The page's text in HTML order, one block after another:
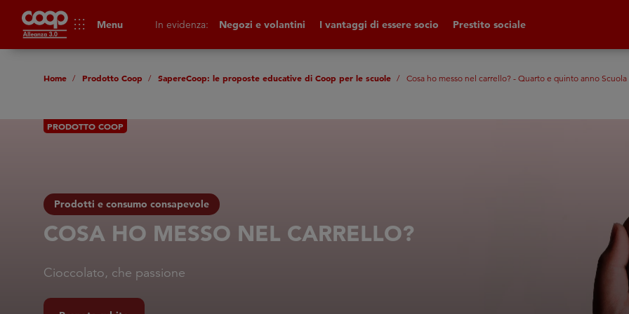
apps Menu In evidenza: Negozi e volantini I vantaggi di essere socio Prestito sociale
Home Prodotto Coop SapereCoop: le proposte educative di Coop per le scuole Cosa ho messo nel carrello? - Quarto e quinto anno Scuola
PRODOTTO COOP
Prodotti e consumo consapevole
COSA HO MESSO NEL CARRELLO?
Cioccolato, che passione